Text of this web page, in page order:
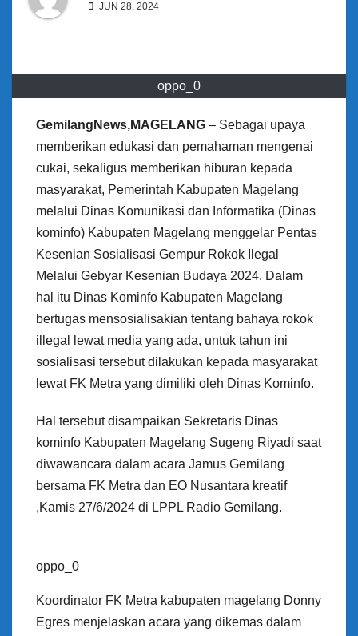
JUN 28, 2024
oppo_0
GemilangNews,MAGELANG – Sebagai upaya
memberikan edukasi dan pemahaman mengenai
cukai, sekaligus memberikan hiburan kepada
masyarakat, Pemerintah Kabupaten Magelang
melalui Dinas Komunikasi dan Informatika (Dinas
kominfo) Kabupaten Magelang menggelar Pentas
Kesenian Sosialisasi Gempur Rokok Ilegal
Melalui Gebyar Kesenian Budaya 2024. Dalam
hal itu Dinas Kominfo Kabupaten Magelang
bertugas mensosialisakian tentang bahaya rokok
illegal lewat media yang ada, untuk tahun ini
sosialisasi tersebut dilakukan kepada masyarakat
lewat FK Metra yang dimiliki oleh Dinas Kominfo.
Hal tersebut disampaikan Sekretaris Dinas
kominfo Kabupaten Magelang Sugeng Riyadi saat
diwawancara dalam acara Jamus Gemilang
bersama FK Metra dan EO Nusantara kreatif
,Kamis 27/6/2024 di LPPL Radio Gemilang.
oppo_0
Koordinator FK Metra kabupaten magelang Donny
Egres menjelaskan acara yang dikemas dalam